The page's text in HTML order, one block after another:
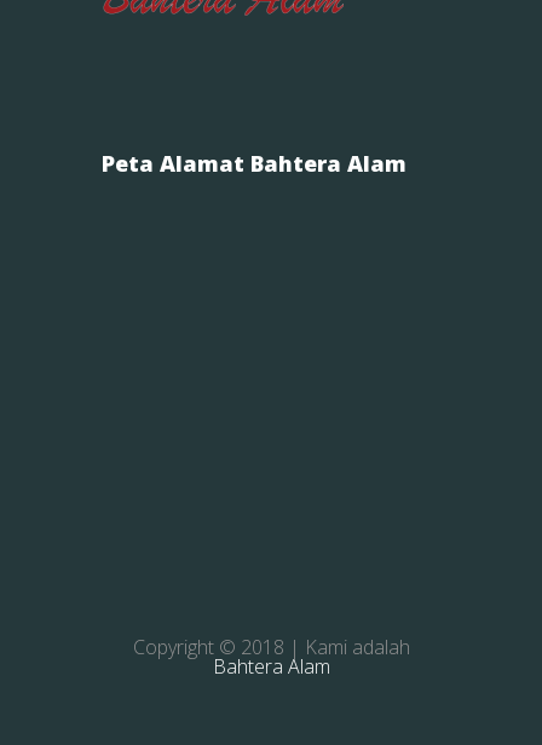
Peta Alamat Bahtera Alam
Copyright © 2018 | Kami adalah
Bahtera Alam